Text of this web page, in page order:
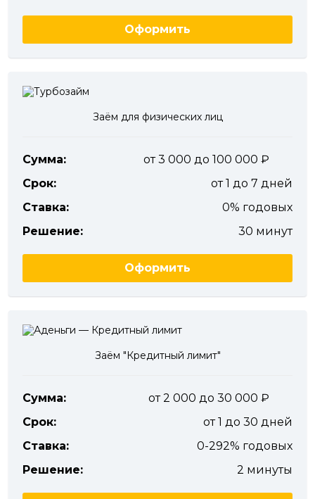
Оформить
Заём для физических лиц
Сумма:
от 3 000 до 100 000
Срок:
от 1 до 7 дней
Ставка:
0% годовых
Решение:
30 минут
Оформить
Заём "Кредитный лимит"
Сумма:
от 2 000 до 30 000
Срок:
от 1 до 30 дней
Ставка:
0-292% годовых
Решение:
2 минуты